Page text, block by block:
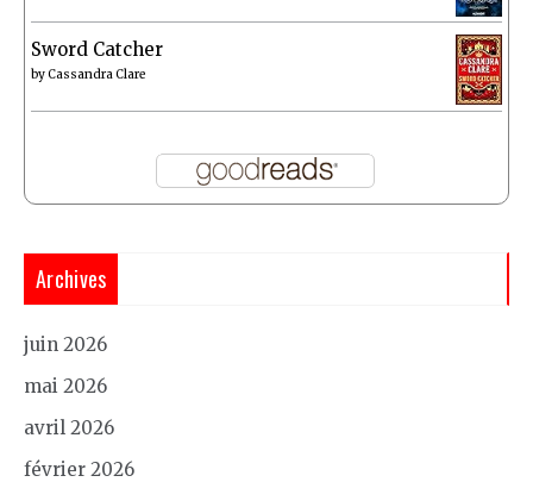
Sword Catcher
byCassandra Clare
Archives
juin 2026
mai 2026
avril 2026
février 2026